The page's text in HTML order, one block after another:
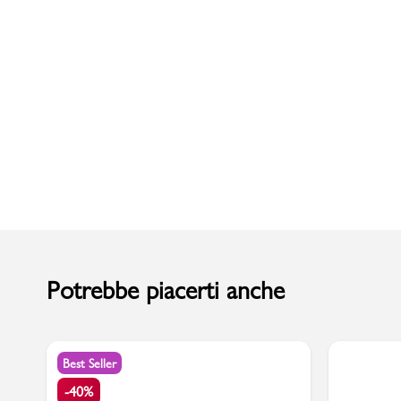
Potrebbe piacerti anche
Best Seller
-40%